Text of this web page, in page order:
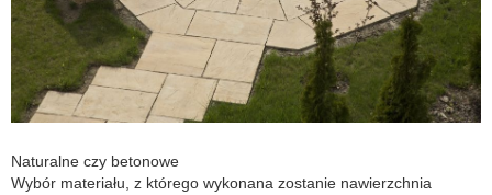
Naturalne czy betonowe
Wybór materiału, z którego wykonana zostanie nawierzchnia